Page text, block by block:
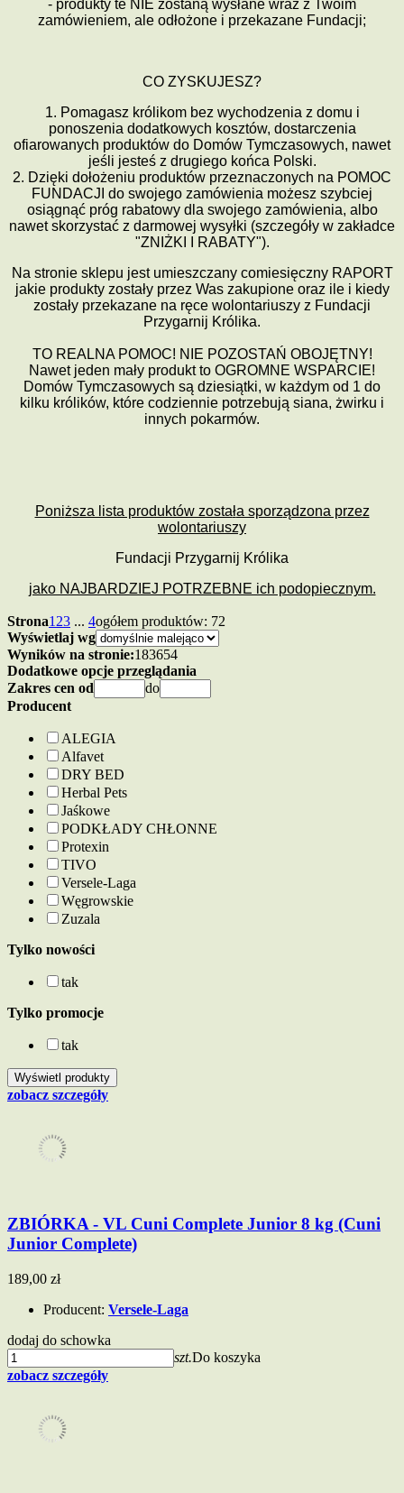
- produkty te NIE zostaną wysłane wraz z Twoim
zamówieniem, ale odłożone i przekazane Fundacji;
CO ZYSKUJESZ?
1. Pomagasz królikom bez wychodzenia z domu i
ponoszenia dodatkowych kosztów, dostarczenia
ofiarowanych produktów do Domów Tymczasowych, nawet
jeśli jesteśz drugiego końca Polski.
2. Dzięki dołożeniu produktów przeznaczonych na POMOC
FUNDACJI do swojego zamówienia możesz szybciej
osiągnąćpróg rabatowy dla swojego zamówienia, albo
nawet skorzystać z darmowej wysyłki (szczegóły w zakładce
"ZNI ŻKI I RABATY").
Na stronie sklepu jest umieszczany comiesięczny RAPORT
jakie produkty zostały przez Was zakupione oraz ile i kiedy
zostały przekazane na ręce wolontariuszy z Fundacji
Przygarnij Królika.
TO REALNA POMOC! NIE POZOSTAŃ OBOJĘTNY!
Nawet jeden mały produkt to OGROMNE WSPARCIE!
Domów Tymczasowych są dziesiątki, w każdym od 1 do
kilku królików, które codziennie potrzebują siana, żwirku i
innych pokarmów.
Poniższa lista produktów została sporządzona przez
wolontariuszy
Fundacji Przygarnij Królika
jako NAJBARDZIEJ POTRZEBNE ich podopiecznym.
Strona123 ... 4ogółem produktów: 72
Wyświetlaj wg
Wyników na stronie:183654
Dodatkowe opcje przeglądania
Zakres cen od
do
Producent
ALEGIA
Alfavet
DRY BED
Herbal Pets
Jaśkowe
PODKŁADY CHŁONNE
Protexin
TIVO
Versele-Laga
Węgrowskie
Zuzala
Tylko nowości
tak
Tylko promocje
tak
zobacz szczegóły
ZBIÓRKA - VL Cuni Complete Junior 8 kg (Cuni
Junior Complete)
189,00 zł
Producent: Versele-Laga
dodaj do schowka
szt.Do koszyka
zobacz szczegóły